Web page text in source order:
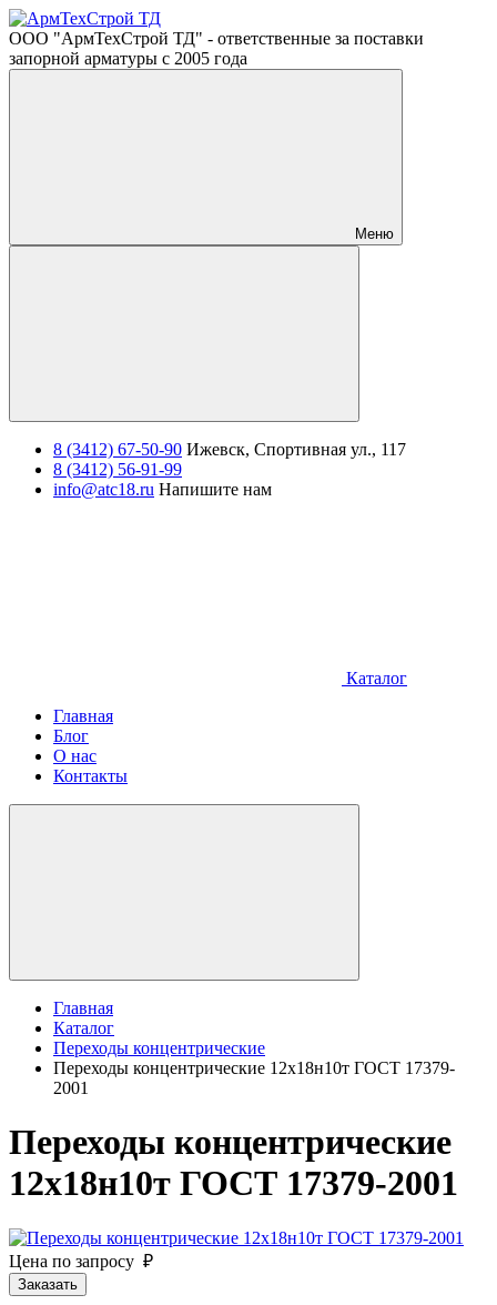
ООО "АрмТехСтрой ТД" - ответственные за поставки
запорной арматуры с 2005 года
Меню
8 (3412) 67-50-90 Ижевск, Спортивная ул., 117
8 (3412) 56-91-99
info@atc18.ru Напишите нам
Каталог
Главная
Блог
О нас
Контакты
Главная
Каталог
Переходы концентрические
Переходы концентрические 12х18н10т ГОСТ 17379-
2001
Переходы концентрические
12х18н10т ГОСТ 17379-2001
Цена по запросу ₽
Заказать